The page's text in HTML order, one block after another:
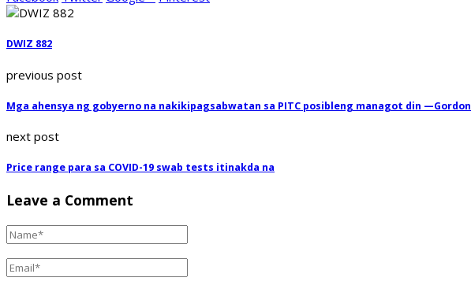
DWIZ 882
previous post
Mga ahensya ng gobyerno na nakikipagsabwatan sa PITC posibleng managot din —Gordon
next post
Price range para sa COVID-19 swab tests itinakda na
Leave a Comment